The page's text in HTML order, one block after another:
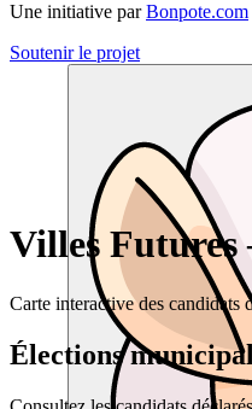
Une initiative par Bonpote.com
Soutenir le projet
Villes Futures
Carte interactive des candidats
Élections